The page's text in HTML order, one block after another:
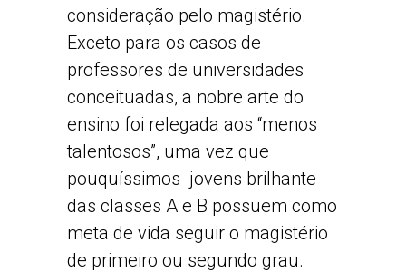
consideração pelo magistério.
Exceto para os casos de
professores de universidades
conceituadas, a nobre arte do
ensino foi relegada aos “menos
talentosos”, uma vez que
pouquíssimos jovens brilhante
das classes A e B possuem como
meta de vida seguir o magistério
de primeiro ou segundo grau.